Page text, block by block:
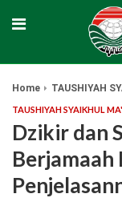
Home TAUSHIYAH
TAUSHIYAH SYAIKHUL
Dzikir dan
Berjamaah